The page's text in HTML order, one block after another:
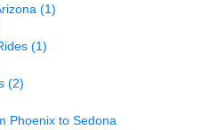
(1)
(1)
(2)
Phoenix to Sedona